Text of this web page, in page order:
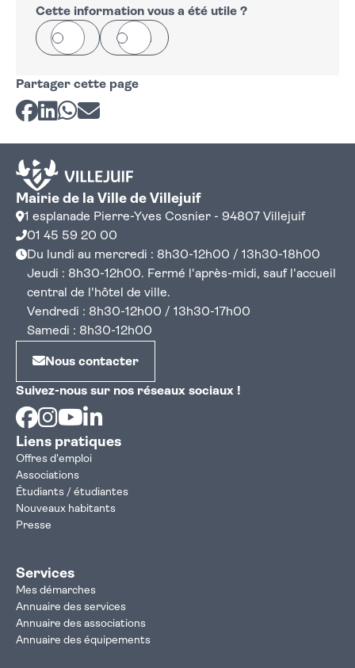
−
Cette information vous a été utile ?
Oui Non
Partager cette page
Partager sur Facebook
Partager sur LinkedIn
Partager sur Whatsapp
Partager par courriel
Mairie de la Ville de Villejuif
1 esplanade Pierre-Yves Cosnier - 94807 Villejuif
01 45 59 20 00
Du lundi au mercredi : 8h30-12h00 / 13h30-18h00
Jeudi : 8h30-12h00. Fermé l'après-midi, sauf l'accueil
central de l'hôtel de ville.
Vendredi : 8h30-12h00 / 13h30-17h00
Samedi : 8h30-12h00
Nous contacter
Suivez-nous sur nos réseaux sociaux !
Facebook
Instagram
Youtube
Liens pratiques
Offres d'emploi
Associations
Étudiants / étudiantes
Nouveaux habitants
Presse
Services
Mes démarches
Annuaire des services
Annuaire des associations
Annuaire des équipements